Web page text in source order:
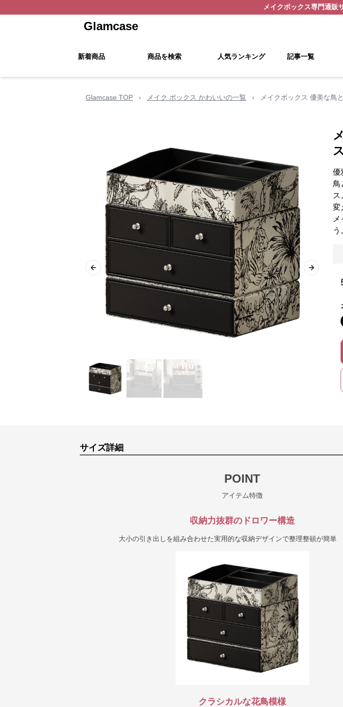
メイクボックス専門通販
Glamcase
新着商品 商品を検索 人気ランキング 記事一覧
Glamcase TOP › メイク ボックス かわいいの一覧 › メイクボックス 優美な鳥
Previous slide Next slide
ス
優
鳥
ス
変
う
サイズ詳細
POINT
アイテム特徴
収納力抜群のドロワー構造
大小の引き出しを組み合わせた実用的な収納デザインで整理整頓が簡単
クラシカルな花鳥模様